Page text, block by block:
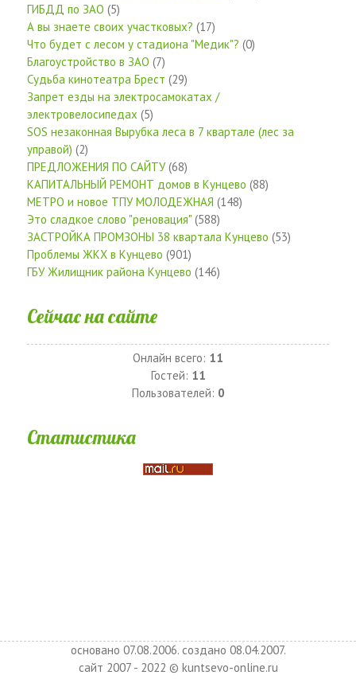
ГИБДД по ЗАО (5)
А вы знаете своих участковых? (17)
Что будет с лесом у стадиона "Медик"? (0)
Благоустройство в ЗАО (7)
Судьба кинотеатра Брест (29)
Запрет езды на электросамокатах /
электровелосипедах (5)
SOS незаконная Вырубка леса в 7 квартале (лес за
управой) (2)
ПРЕДЛОЖЕНИЯ ПО САЙТУ(68)
КАПИТАЛЬНЫЙ РЕМОНТ домов в Кунцево (88)
МЕТРО и новое ТПУ МОЛОДЕЖНАЯ (148)
Это сладкое слово "реновация" (588)
ЗАСТРОЙКА ПРОМЗОНЫ 38 квартала Кунцево (53)
Проблемы ЖКХ в Кунцево (901)
ГБУ Жилищник района Кунцево (146)
Сейчас на сайте
Онлайн всего: 11
Гостей: 11
Пользователей: 0
Статистика
основано 07.08.2006. создано 08.04.2007.
сайт 2007 - 2022 © kuntsevo-online.ru